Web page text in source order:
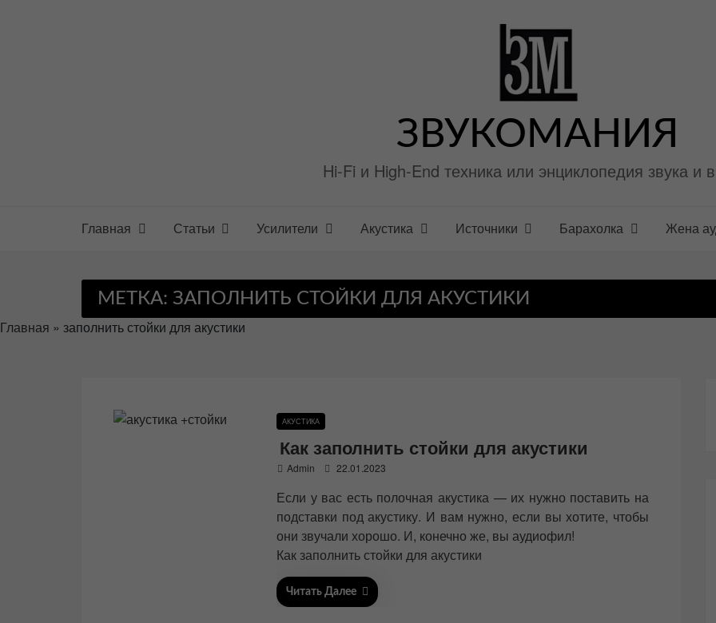
ЗВУКОМАНИЯ
Hi-Fi и High-End техника или энциклопедия звука и
Главная Статьи Усилители Акустика Источники Барахолка Жена
МЕТКА: ЗАПОЛНИТЬ СТОЙКИ ДЛЯ АКУСТИКИ
Главная » заполнить стойки для акустики
АКУСТИКА
Как заполнить стойки для акустики
Admin
s
e
d
o
22.01.2023
Если у вас есть полочная акустика — их нужно поставить на
подставки под акустику. И вам нужно, если вы хотите, чтобы
они звучали хорошо. И, конечно же, вы аудиофил!
Как заполнить стойки для акустики
Читать Далее